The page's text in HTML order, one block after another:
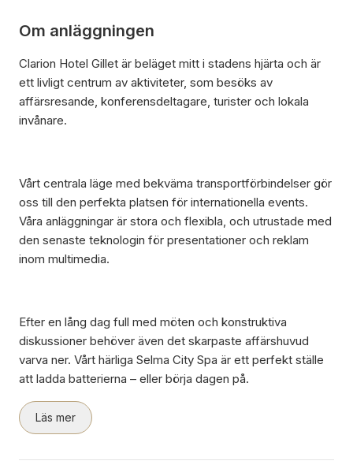
Om anläggningen
Clarion Hotel Gillet är beläget mitt i stadens hjärta och är
ett livligt centrum av aktiviteter, som besöks av
affärsresande, konferensdeltagare, turister och lokala
invånare.
Vårt centrala läge med bekväma transportförbindelser gör
oss till den perfekta platsen för internationella events.
Våra anläggningar är stora och flexibla, och utrustade med
den senaste teknologin för presentationer och reklam
inom multimedia.
Efter en lång dag full med möten och konstruktiva
diskussioner behöver även det skarpaste affärshuvud
varva ner. Vårt härliga Selma City Spa är ett perfekt ställe
att ladda batterierna – eller börja dagen på.
Läs mer